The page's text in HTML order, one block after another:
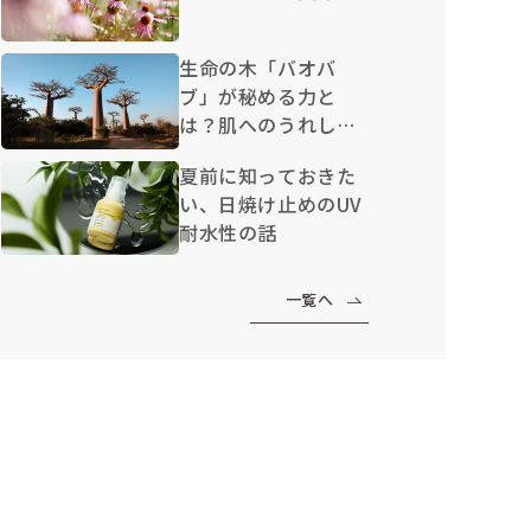
生命の木「バオバ
ブ」が秘める力と
は？肌へのうれしい
夏前に知っておきた
い、日焼け止めのUV
耐水性の話
一覧へ